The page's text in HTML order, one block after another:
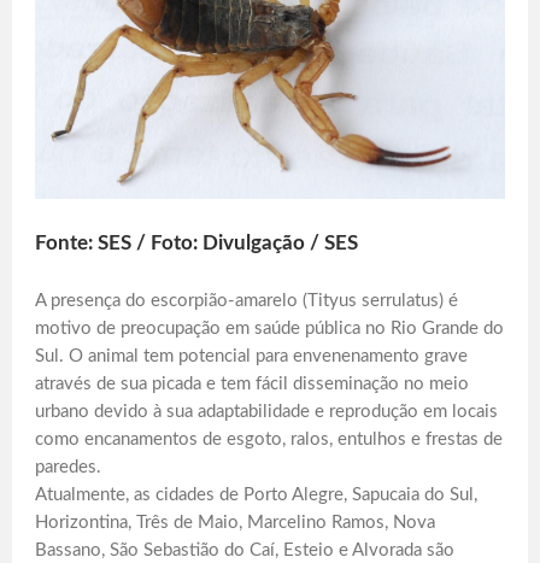
Fonte: SES / Foto: Divulgação / SES
A presença do escorpião-amarelo (Tityus serrulatus) é
motivo de preocupação em saúde pública no Rio Grande do
Sul. O animal tem potencial para envenenamento grave
através de sua picada e tem fácil disseminação no meio
urbano devido à sua adaptabilidade e reprodução em locais
como encanamentos de esgoto, ralos, entulhos e frestas de
paredes.
Atualmente, as cidades de Porto Alegre, Sapucaia do Sul,
Horizontina, Três de Maio, Marcelino Ramos, Nova
Bassano, São Sebastião do Caí, Esteio e Alvorada são